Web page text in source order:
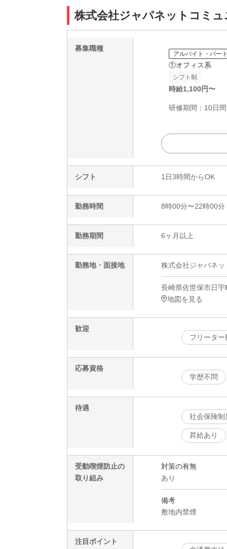
株式会社ジャパネットコミ
募集職種
アルバイト・パー
①オフィス系
シフト制
時給1,100円〜
研修期間：10日
シフト 1日3時間からOK
勤務時間 8時00分〜22時00分
勤務期間 6ヶ月以上
勤務地・面接地 株式会社ジャパネ
長崎県佐世保市日宇
地図を見る
歓迎
フリーター
応募資格
学歴不問
待遇
社会保険制
昇給あり
受動喫煙防止の
取り組み
対策の有無
あり
備考
敷地内禁煙
注目ポイント